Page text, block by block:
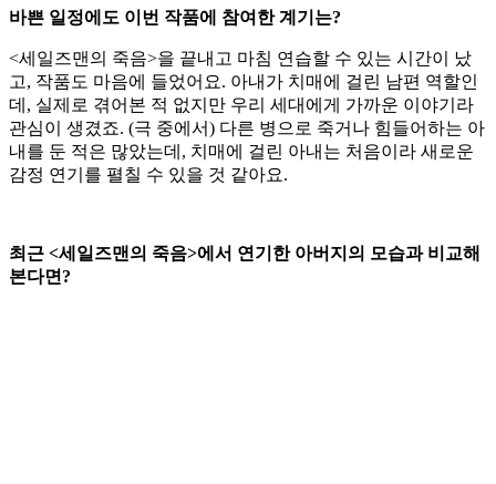
바쁜 일정에도 이번 작품에 참여한 계기는?
<세일즈맨의 죽음>을 끝내고 마침 연습할 수 있는 시간이 났
고, 작품도 마음에 들었어요. 아내가 치매에 걸린 남편 역할인
데, 실제로 겪어본 적 없지만 우리 세대에게 가까운 이야기라
관심이 생겼죠. (극 중에서) 다른 병으로 죽거나 힘들어하는 아
내를 둔 적은 많았는데, 치매에 걸린 아내는 처음이라 새로운
감정 연기를 펼칠 수 있을 것 같아요.
최근 <세일즈맨의 죽음>에서 연기한 아버지의 모습과 비교해
본다면?